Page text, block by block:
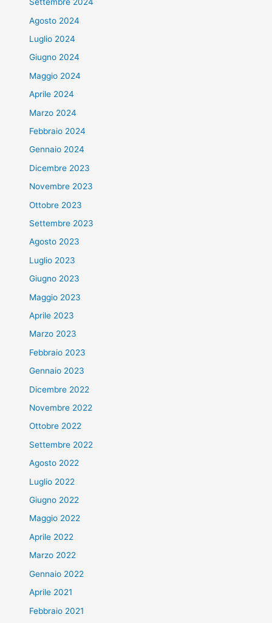
Agosto 2024
Luglio 2024
Giugno 2024
Maggio 2024
Aprile 2024
Marzo 2024
Febbraio 2024
Gennaio 2024
Dicembre 2023
Novembre 2023
Ottobre 2023
Settembre 2023
Agosto 2023
Luglio 2023
Giugno 2023
Maggio 2023
Aprile 2023
Marzo 2023
Febbraio 2023
Gennaio 2023
Dicembre 2022
Novembre 2022
Ottobre 2022
Settembre 2022
Agosto 2022
Luglio 2022
Giugno 2022
Maggio 2022
Aprile 2022
Marzo 2022
Gennaio 2022
Aprile 2021
Febbraio 2021